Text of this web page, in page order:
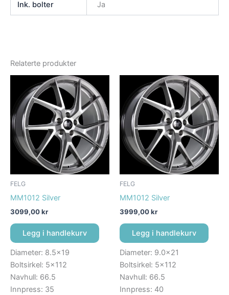
Ink. bolter Ja
Relaterte produkter
FELG
MM1012 Silver
3099,00kr
Legg i handlekurv
Diameter: 8.5×19
Boltsirkel: 5×112
Navhull: 66.5
Innpress: 35
FELG
MM1012 Silver
3999,00kr
Legg i handlekurv
Diameter: 9.0×21
Boltsirkel: 5×112
Navhull: 66.5
Innpress: 40